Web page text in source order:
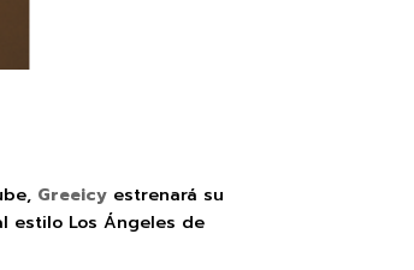
Greeicy estrenará su
estilo Los Ángeles de